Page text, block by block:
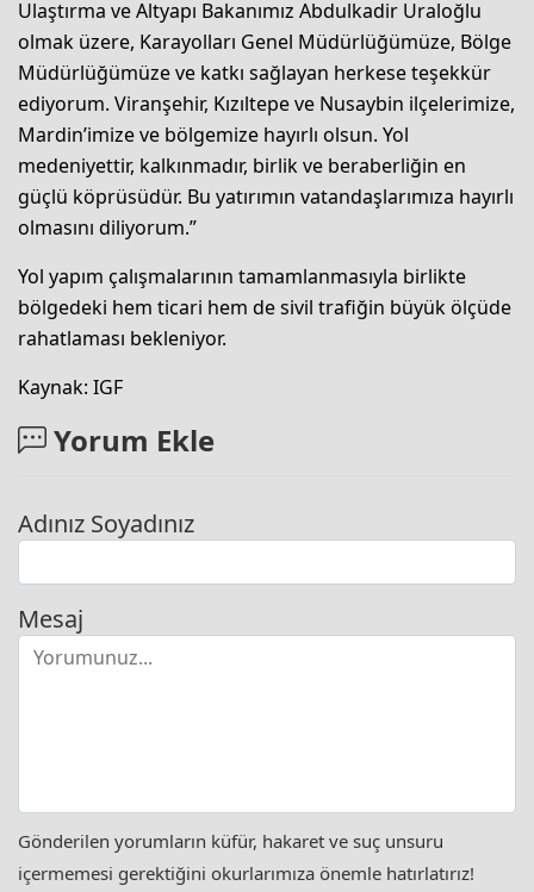
Ulaştırma ve Altyapı Bakanımız Abdulkadir Uraloğlu
olmak üzere, Karayolları Genel Müdürlüğümüze, Bölge
Müdürlüğümüze ve katkı sağlayan herkese teşekkür
ediyorum. Viranşehir, Kızıltepe ve Nusaybin ilçelerimize,
Mardin’imize ve bölgemize hayırlı olsun. Yol
medeniyettir, kalkınmadır, birlik ve beraberliğin en
güçlü köprüsüdür. Bu yatırımın vatandaşlarımıza hayırlı
olmasını diliyorum.”
Yol yapım çalışmalarının tamamlanmasıyla birlikte
bölgedeki hem ticari hem de sivil trafiğin büyük ölçüde
rahatlaması bekleniyor.
Kaynak: IGF
Yorum Ekle
Adınız Soyadınız
Mesaj
Gönderilen yorumların küfür, hakaret ve suç unsuru
içermemesi gerektiğini okurlarımıza önemle hatırlatırız!